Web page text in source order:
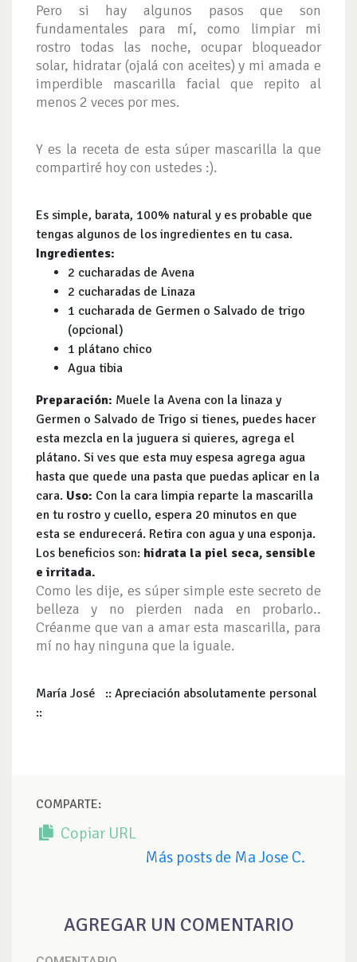
Pero si hay algunos pasos que son
fundamentales para mí, como limpiar mi
rostro todas las noche, ocupar bloqueador
solar, hidratar (ojalá con aceites) y mi amada e
imperdible mascarilla facial que repito al
menos 2 veces por mes.
Y es la receta de esta súper mascarilla la que
compartiré hoy con ustedes :).
Es simple, barata, 100% natural y es probable que
tengas algunos de los ingredientes en tu casa.
Ingredientes:
2 cucharadas de Avena
2 cucharadas de Linaza
1 cucharada de Germen o Salvado de trigo
(opcional)
1 plátano chico
Agua tibia
Preparación: Muele la Avena con la linaza y
Germen o Salvado de Trigo si tienes, puedes hacer
esta mezcla en la juguera si quieres, agrega el
plátano. Si ves que esta muy espesa agrega agua
hasta que quede una pasta que puedas aplicar en la
cara. Uso: Con la cara limpia reparte la mascarilla
en tu rostro y cuello, espera 20 minutos en que
esta se endurecerá. Retira con agua y una esponja.
Los beneficios son: hidrata la piel seca, sensible
e irritada.
Como les dije, es súper simple este secreto de
belleza y no pierden nada en probarlo..
Créanme que van a amar esta mascarilla, para
mí no hay ninguna que la iguale.
María José :: Apreciación absolutamente personal
::
COMPARTE:
Copiar URL
Más posts de Ma Jose C.
AGREGAR UN COMENTARIO